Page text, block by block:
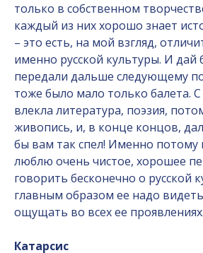
только в собственном
каждый из них хорошо знает
– это есть, на мой взгляд,
именно русской культуры. И дай
передали дальше следующему
тоже было мало только балета. С
влекла литература, поэзия,
живопись, и, в конце концов, дал
бы вам так спел! Именно потому
люблю очень чистое, хорошее
говорить бесконечно о русской
главным образом ее надо
ощущать во всех ее проявлениях.
Катарсис